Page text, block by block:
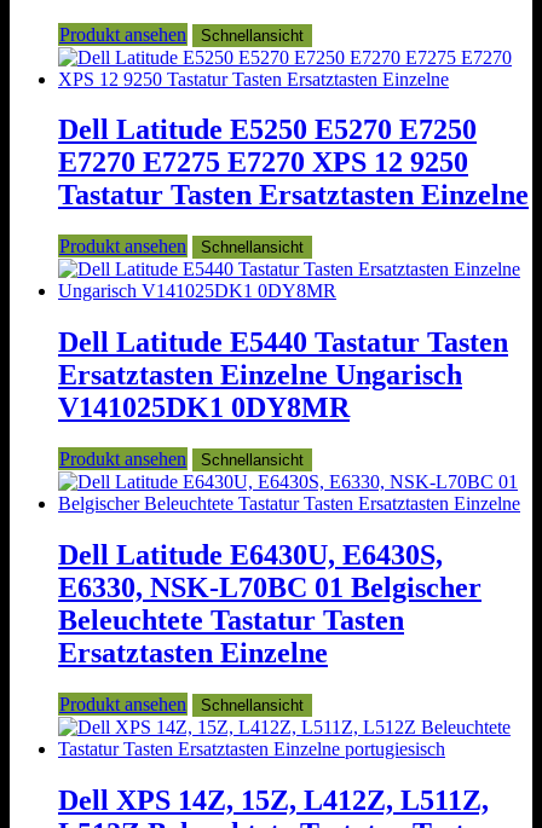
Produkt ansehen Schnellansicht
Dell Latitude E5250 E5270 E7250
E7270 E7275 E7270 XPS 12 9250
Tastatur Tasten Ersatztasten Einzelne
Produkt ansehen Schnellansicht
Dell Latitude E5440 Tastatur Tasten
Ersatztasten Einzelne Ungarisch
V141025DK1 0DY8MR
Produkt ansehen Schnellansicht
Dell Latitude E6430U, E6430S,
E6330, NSK-L70BC 01 Belgischer
Beleuchtete Tastatur Tasten
Ersatztasten Einzelne
Produkt ansehen Schnellansicht
Dell XPS 14Z, 15Z, L412Z, L511Z,